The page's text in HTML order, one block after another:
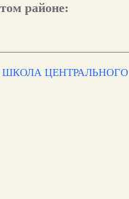
районе:
ЦЕНТРАЛЬНОГО